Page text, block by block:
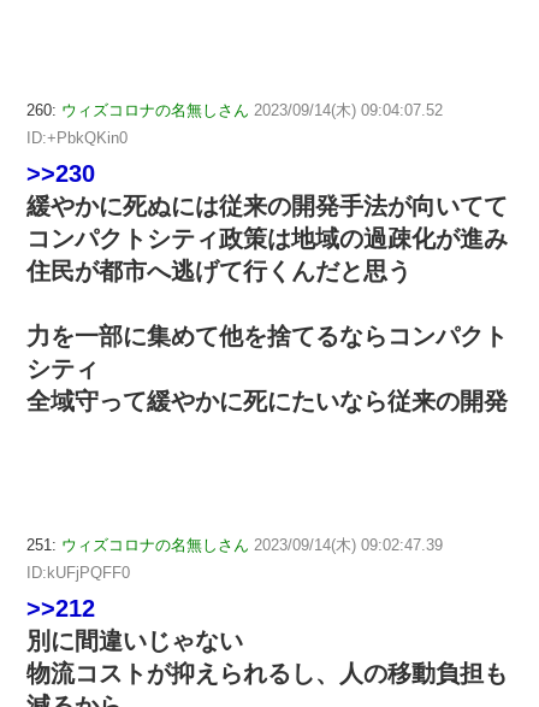
260: ウィズコロナの名無しさん 2023/09/14(木) 09:04:07.52
ID:+PbkQKin0
>>230
緩やかに死ぬには従来の開発手法が向いてて
コンパクトシティ政策は地域の過疎化が進み
住民が都市へ逃げて行くんだと思う
力を一部に集めて他を捨てるならコンパクト
シティ
全域守って緩やかに死にたいなら従来の開発
251: ウィズコロナの名無しさん 2023/09/14(木) 09:02:47.39
ID:kUFjPQFF0
>>212
別に間違いじゃない
物流コストが抑えられるし、人の移動負担も